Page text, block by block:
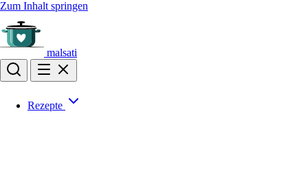
Zum Inhalt springen
malsati
Rezepte